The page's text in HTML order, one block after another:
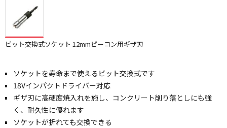
ビット交換式ソケット 12mmピーコン用ギザ刃
ソケットを寿命まで使えるビット交換式です
18Vインパクトドライバー対応
ギザ刃に高硬度焼入れを施し、コンクリート削り落としにも強
く、耐久性に優れます
ソケットが折れても交換できる